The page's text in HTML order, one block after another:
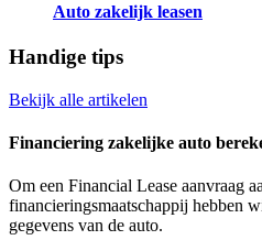
Auto zakelijk leasen
Handige tips
Bekijk alle artikelen
Financiering zakelijke auto
Om een Financial Lease aanvraag
financieringsmaatschappij hebben
gegevens van de auto.